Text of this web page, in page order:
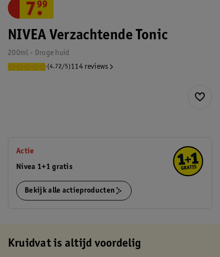
NIVEA Verzachtende Tonic
200ml - Droge huid
(4.72/5)114 reviews
7.
99
Actie
Nivea 1+1 gratis
Bekijk alle actieproducten
Kruidvat is altijd voordelig